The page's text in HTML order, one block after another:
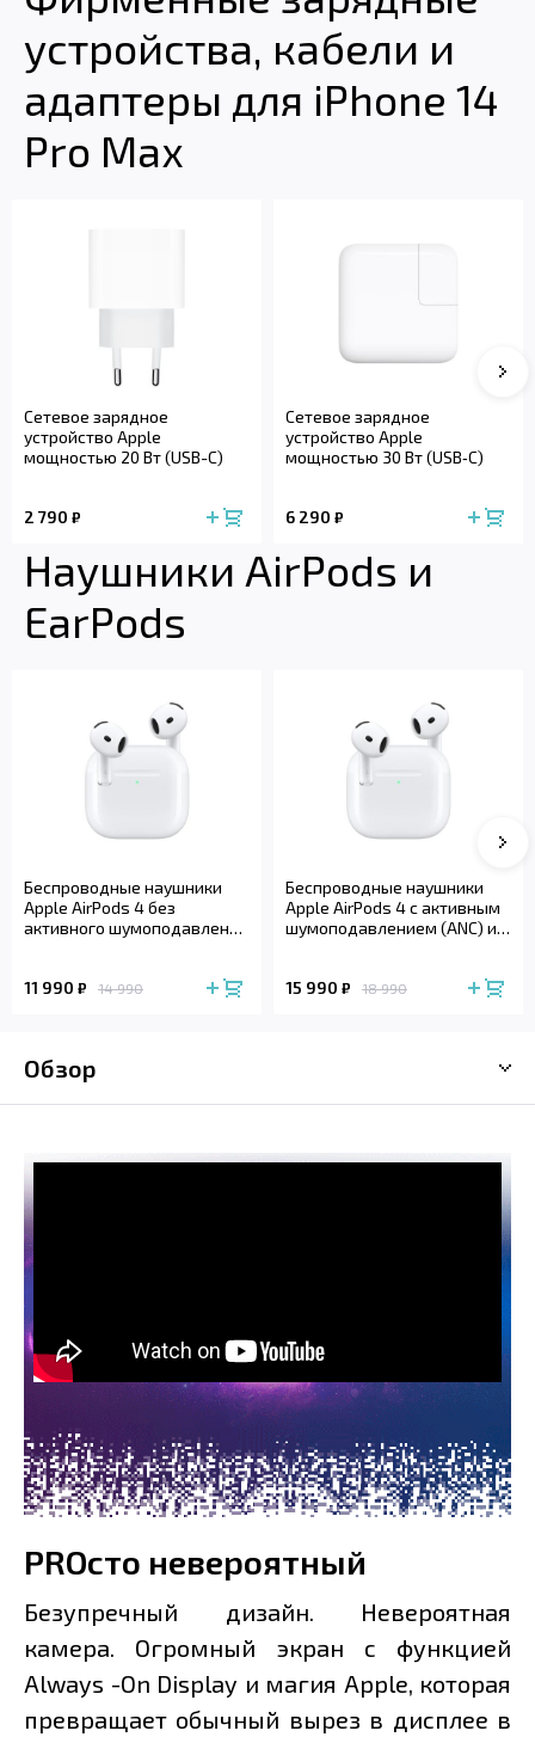
устройства, кабели и
адаптеры для iPhone 14
Pro Max
Сетевое зарядное
устройство Apple
мощностью 20 Вт (USB-C)
2 790 ₽
Сетевое зарядное
устройство Apple
мощностью 30 Вт (USB‑C)
6 290 ₽
Наушники AirPods и
EarPods
Беспроводные наушники
Apple AirPods 4 без
активного шумоподавления
11 990 ₽ 14 990
Беспроводные наушники
Apple AirPods 4 с активным
шумоподавлением (ANC) и
15 990 ₽ 18 990
Обзор
PROсто невероятный
Безупречный дизайн. Невероятная
камера. Огромный экран с функцией
Always -On Display и магия Apple, которая
превращает обычный вырез в дисплее в